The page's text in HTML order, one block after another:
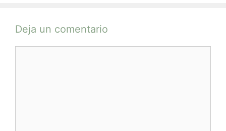
Deja un comentario